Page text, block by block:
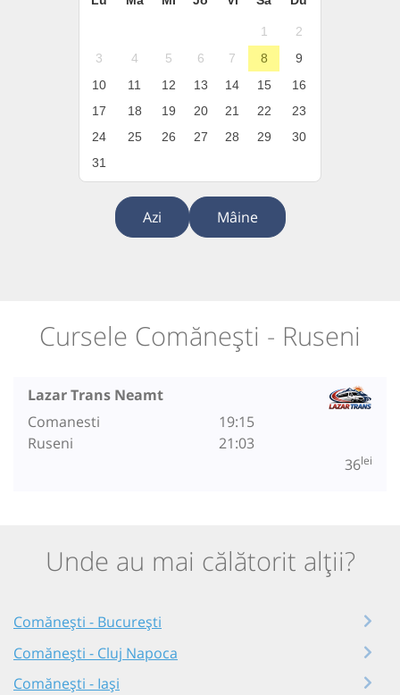
1
2
3
4 5 6 7 8
9
10
11 12 13 14 15
16
17
18 19 20 21 22
23
24
25 26 27 28 29
30
31
Azi Mâine
Cursele Comănești - Ruseni
Lazar Trans Neamt
Comanesti
Ruseni
19:15
21:03
36lei
Unde au mai călătorit alții?
Comănești - București
Comănești - Cluj Napoca
Comănești - Iași